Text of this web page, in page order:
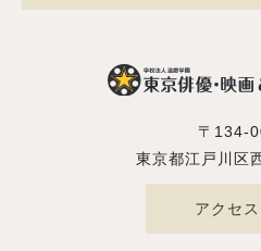
〒134-
東京都江戸川区
アクセス